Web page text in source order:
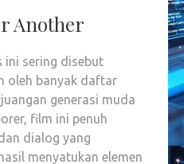
Another
ini sering disebut
oleh banyak daftar
generasi muda
film ini penuh
dialog yang
menyatukan elemen